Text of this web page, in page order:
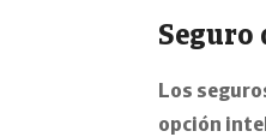
Seguro
Los
opción